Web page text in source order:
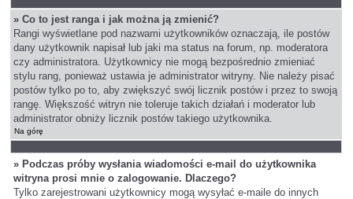
» Co to jest ranga i jak można ją zmienić?
Rangi wyświetlane pod nazwami użytkowników oznaczają, ile postów
dany użytkownik napisał lub jaki ma status na forum, np. moderatora
czy administratora. Użytkownicy nie mogą bezpośrednio zmieniać
stylu rang, ponieważ ustawia je administrator witryny. Nie należy pisać
postów tylko po to, aby zwiększyć swój licznik postów i przez to swoją
rangę. Większość witryn nie toleruje takich działań i moderator lub
administrator obniży licznik postów takiego użytkownika.
Na górę
» Podczas próby wysłania wiadomości e-mail do użytkownika
witryna prosi mnie o zalogowanie. Dlaczego?
Tylko zarejestrowani użytkownicy mogą wysyłać e-maile do innych